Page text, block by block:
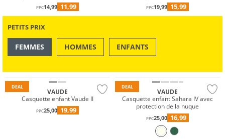
PPC14,99 11,99 PPC19,99 15,99
PETITS PRIX
FEMMES HOMMES ENFANTS
DEAL
VAUDE
Casquette enfant Vaude II
PPC25,00 19,99
DEAL
VAUDE
Casquette enfant Sahara IV avec
protection de la nuque
PPC25,00 16,99